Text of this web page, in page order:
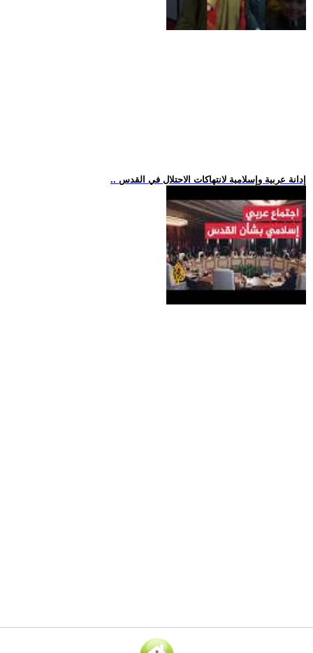
.. إدانة عربية وإسلامية لانتهاكات الاحتلال في القدس